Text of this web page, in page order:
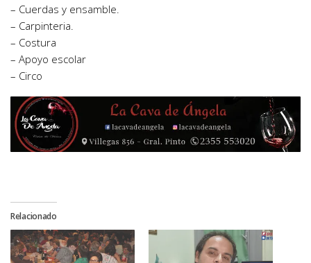
– Cuerdas y ensamble.
– Carpinteria.
– Costura
– Apoyo escolar
– Circo
Relacionado